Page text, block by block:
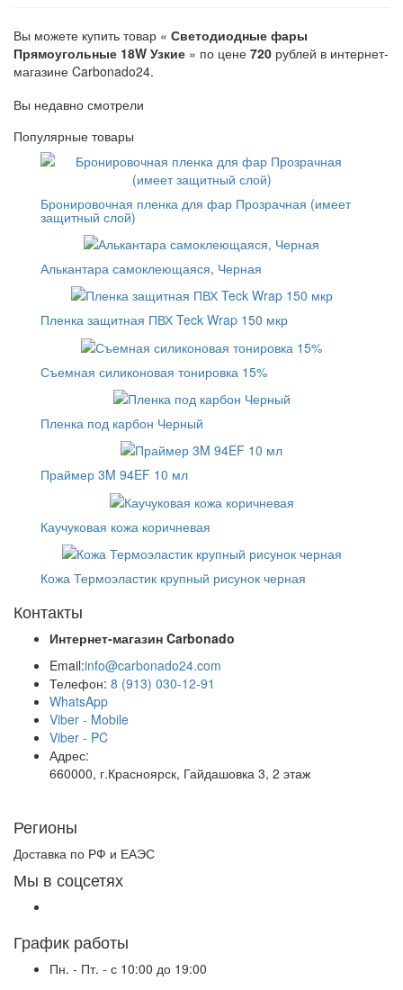
Вы можете купить товар « Светодиодные фары
Прямоугольные 18W Узкие » по цене 720 рублей в интернет-
магазине Carbonado24.
Вы недавно смотрели
Популярные товары
Бронировочная пленка для фар Прозрачная (имеет
защитный слой)
Алькантара самоклеющаяся, Черная
Пленка защитная ПВХ Teck Wrap 150 мкр
Съемная силиконовая тонировка 15%
Пленка под карбон Черный
Праймер 3M 94EF 10 мл
Каучуковая кожа коричневая
Кожа Термоэластик крупный рисунок черная
Контакты
Интернет-магазин Carbonado
Email:info@carbonado24.com
Телефон: 8 (913) 030-12-91
WhatsApp
Viber - Mobile
Viber - PC
Адрес:
660000, г.Красноярск, Гайдашовка 3, 2 этаж
Регионы
Доставка по РФ и ЕАЭС
Мы в соцсетях
График работы
Пн. - Пт. - с 10:00 до 19:00